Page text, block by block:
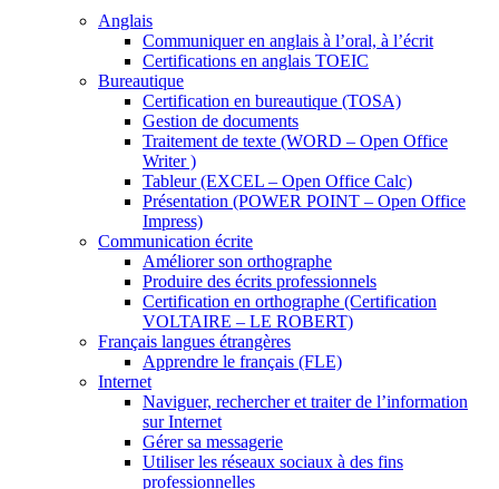
Anglais
Communiquer en anglais à l’oral, à l’écrit
Certifications en anglais TOEIC
Bureautique
Certification en bureautique (TOSA)
Gestion de documents
Traitement de texte (WORD – Open Office
Writer )
Tableur (EXCEL – Open Office Calc)
Présentation (POWER POINT – Open Office
Impress)
Communication écrite
Améliorer son orthographe
Produire des écrits professionnels
Certification en orthographe (Certification
VOLTAIRE – LE ROBERT)
Français langues étrangères
Apprendre le français (FLE)
Internet
Naviguer, rechercher et traiter de l’information
sur Internet
Gérer sa messagerie
Utiliser les réseaux sociaux à des fins
professionnelles